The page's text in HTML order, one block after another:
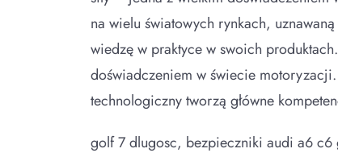
na wielu światowych rynkach,
wiedzę w praktyce w swoich
doświadczeniem w świecie
technologiczny tworzą główne
golf 7 dlugosc, bezpieczniki audi a6 c6